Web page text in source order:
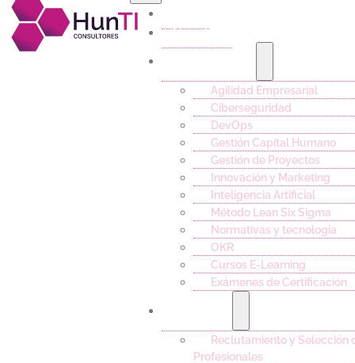
Nosotros
Agilidad Empresarial
Ciberseguridad
DevOps
Gestión Capital Humano
Gestión de Proyectos
Innovación y Marketing
Inteligencia Artificial
Método Lean Six Sigma
Normativas y tecnología
OKR
Cursos E-Learning
Exámenes de Certificación
Reclutamiento y Selección
Profesionales